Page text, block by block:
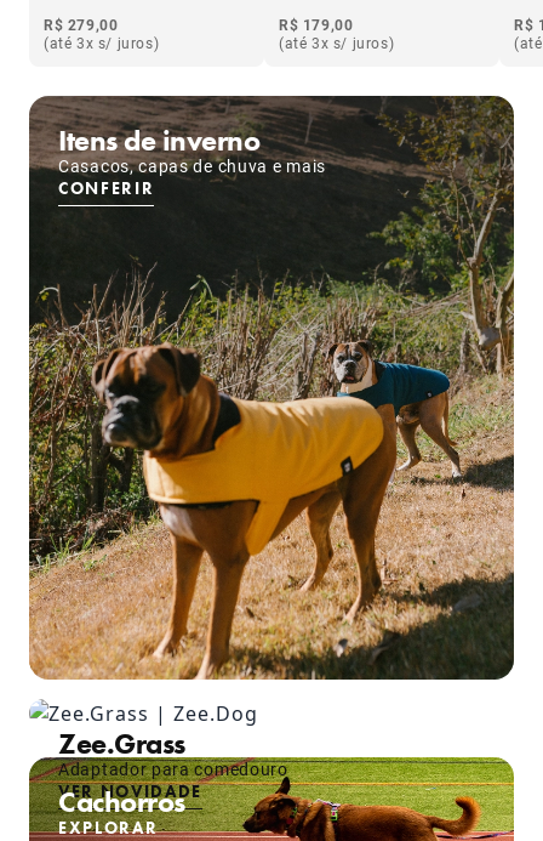
R$ 279,00
(até 3x s/ juros)
R$ 179,00
(até 3x s/ juros)
R$
Itens de inverno
Casacos, capas de chuva e mais
CONFERIR
Zee.Grass
Adaptador para comedouro
VER NOVIDADE
Cachorros
EXPLORAR